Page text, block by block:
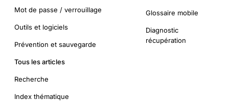
Mot de passe / verrouillage
Outils et logiciels
Prévention et sauvegarde
Tous les articles
Recherche
Index thématique
Glossaire mobile
Diagnostic
récupération